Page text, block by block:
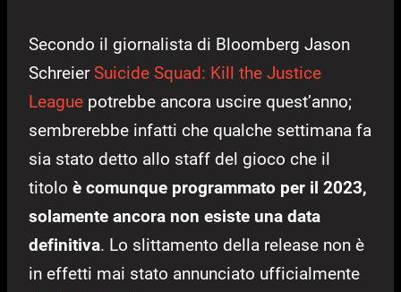
Secondo il giornalista di Bloomberg Jason
SchreierSuicide Squad: Kill the Justice
League potrebbe ancora uscire quest’anno;
sembrerebbe infatti che qualche settimana fa
sia stato detto allo staff del gioco che il
titolo è comunque programmato per il 2023,
solamente ancora non esiste una data
definitiva. Lo slittamento della release non è
in effetti mai stato annunciato ufficialmente